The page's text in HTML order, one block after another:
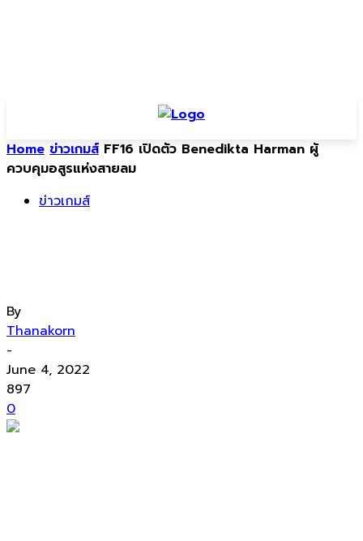
Home ข่าวเกมส์ FF16 เปิดตัว Benedikta Harman ผู้
ควบคุมอสูรแห่งสายลม
ข่าวเกมส์
By
Thanakorn
-
June 4, 2022
897
0